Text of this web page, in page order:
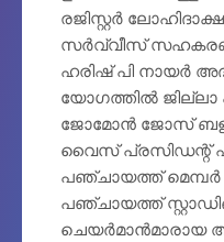
രജിസ്റ്റർ
സർവ്വീസ്
ഹരിഷ് പി നായർ
യോഗത്തിൽ
ജോമോൻ ജോസ്
വൈസ് പ്രസിഡന്റ്‌
പഞ്ചായത്ത്
പഞ്ചായത്ത്